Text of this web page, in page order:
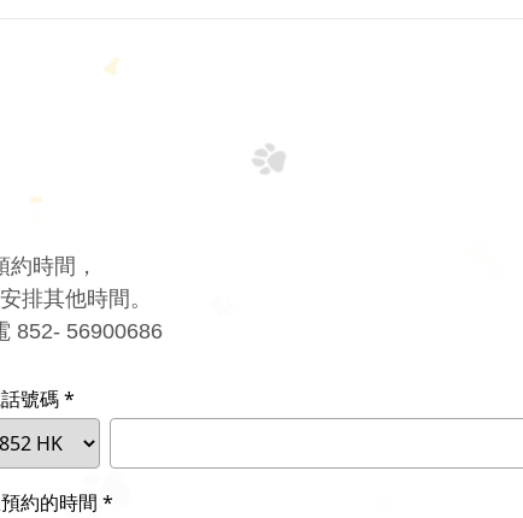
時間，
排其他時間。
852- 56900686
號碼
約的時間